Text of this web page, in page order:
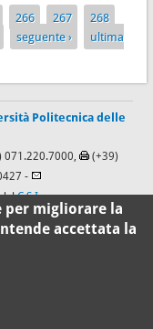
266 267
268
seguente ›
ultima
Politecnica delle
071.220.7000,
(+39)
-
delC.S.I.
per migliorare la
accettata la